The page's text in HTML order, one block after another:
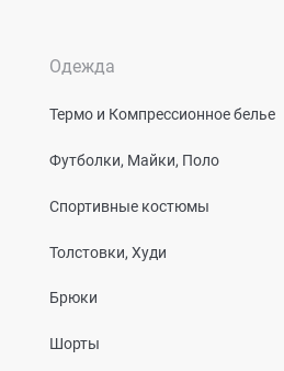
Одежда
Термо и Компрессионное белье
Футболки, Майки, Поло
Спортивные костюмы
Толстовки, Худи
Брюки
Шорты